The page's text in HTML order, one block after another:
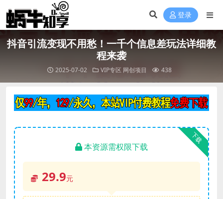
登录
抖音引流变现不用愁！一千个信息差玩法详细教
程来袭
2025-07-02 VIP专区 网创项目 438
下载
本资源需权限下载
29.9元